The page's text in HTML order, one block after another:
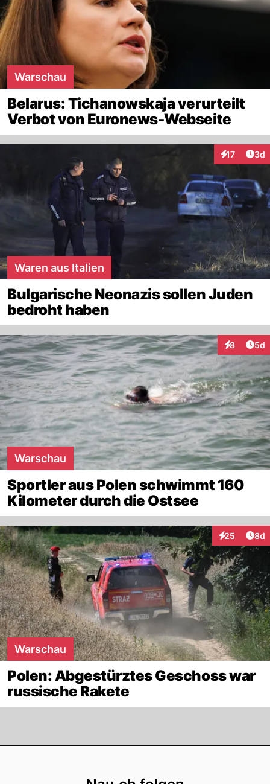
Warschau
Belarus: Tichanowskaja verurteilt
Verbot von Euronews-Webseite
17 3d
Waren aus Italien
Bulgarische Neonazis sollen Juden
bedroht haben
8 5d
Warschau
Sportler aus Polen schwimmt 160
Kilometer durch die Ostsee
25
Interaktionen
8d
Warschau
Polen: Abgestürztes Geschoss war
russische Rakete